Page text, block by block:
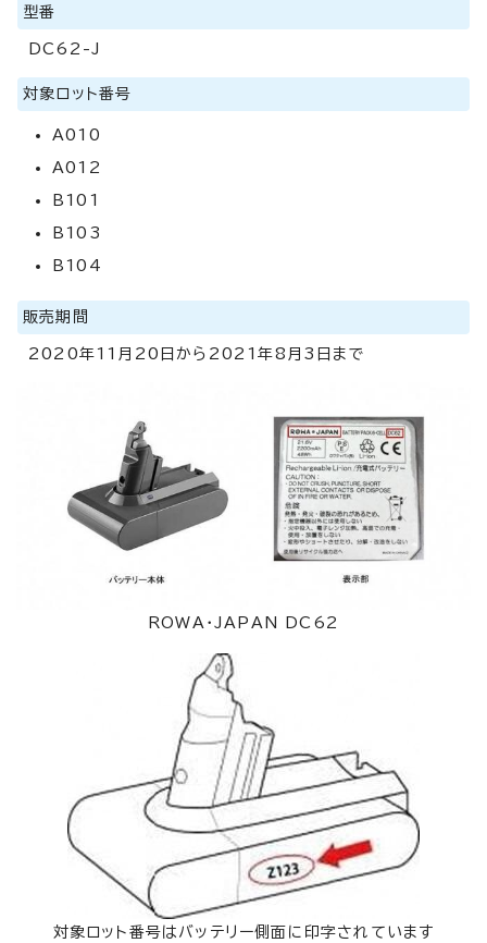
型番
DC62-J
対象ロット番号
A010
A012
B101
B103
B104
販売期間
2020年11月20日から2021年8月3日まで
ROWA・JAPAN DC62
対象ロット番号はバッテリー側面に印字されています